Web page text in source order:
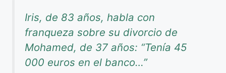
Iris, de 83 años, habla con
franqueza sobre su divorcio de
Mohamed, de 37 años: “Tenía 45
000 euros en el banco…”